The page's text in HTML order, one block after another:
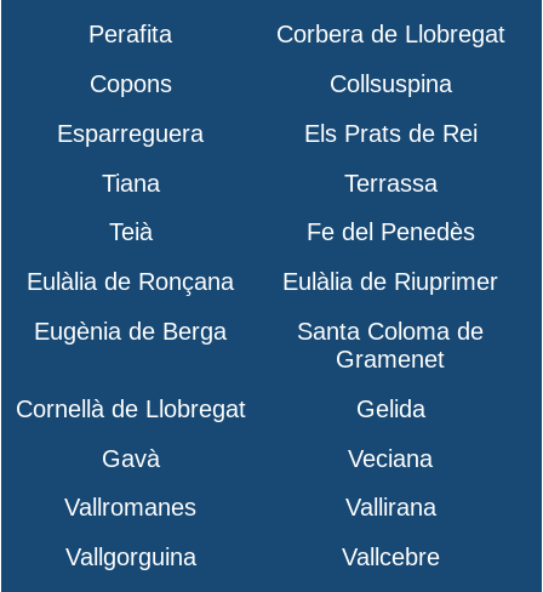
Perafita
Corbera de Llobregat
Copons
Collsuspina
Esparreguera
Els Prats de Rei
Tiana
Terrassa
Teià
Fe del Penedès
Eulàlia de Ronçana
Eulàlia de Riuprimer
Eugènia de Berga
Santa Coloma de
Gramenet
Cornellà de Llobregat
Gelida
Gavà
Veciana
Vallromanes
Vallirana
Vallgorguina
Vallcebre